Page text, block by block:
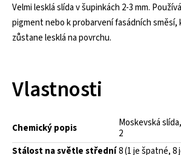
Velmi lesklá slída v šupinkách 2-3 mm.
pigment nebo k probarvení fasádních směsí,
zůstane lesklá na povrchu.
Vlastnosti
Chemický popis
Moskevská
2
Stálost na světle střední8 (1 je špatné, 8